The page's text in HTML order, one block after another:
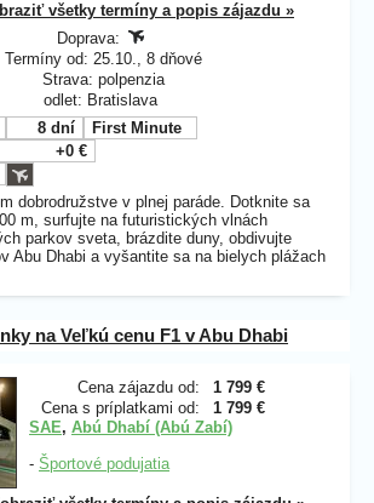
všetky termíny a popis zájazdu »
Doprava:
Termíny od: 25.10., 8 dňové
Strava: polpenzia
odlet: Bratislava
8 dní
First Minute
+0 €
dobrodružstve v plnej paráde. Dotknite sa
m, surfujte na futuristických vlnách
parkov sveta, brázdite duny, obdivujte
Abu Dhabi a vyšantite sa na bielych plážach
na Veľkú cenu F1 v Abu Dhabi
Cena zájazdu od:
1 799 €
Cena s príplatkami od:
1 799 €
SAE, Abú Dhabí (Abú Zabí)
- Športové podujatia